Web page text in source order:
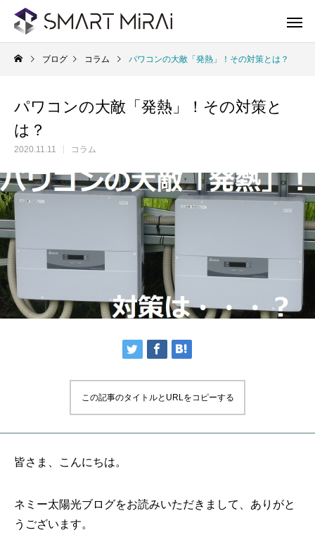
太陽光発電システム
Solar Power system
ブログ コラム パワコンの大敵「発熱」！その対策とは？
パワコンの大敵「発熱」！その対策と
は？
2020.11.11 コラム
この記事のタイトルとURLをコピーする
皆さま、こんにちは。
ネミー太陽光ブログをお読みいただきまして、ありがと
うございます。